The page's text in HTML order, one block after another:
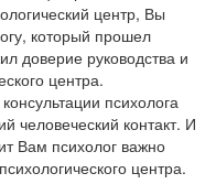
центр, Вы
который прошел
доверие руководства и
центра.
психолога
человеческий контакт. И
Вам психолог важно
центра.